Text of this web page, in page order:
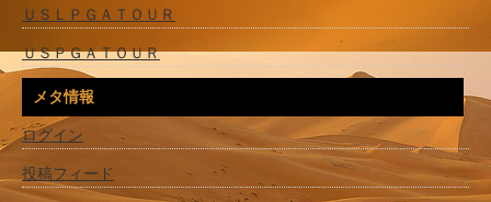
ＵＳＬＰＧＡＴＯＵＲ
ＵＳＰＧＡＴＯＵＲ
メタ情報
ログイン
投稿フィード